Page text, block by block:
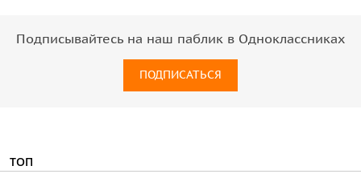
Подписывайтесь на наш паблик в Одноклассниках
ПОДПИСАТЬСЯ
ТОП